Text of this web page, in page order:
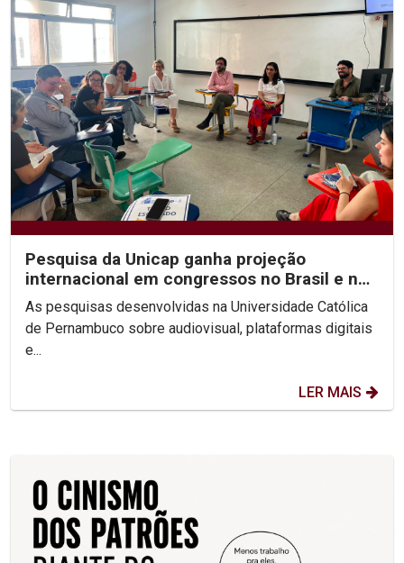
Pesquisa da Unicap ganha projeção
internacional em congressos no Brasil e no
México
As pesquisas desenvolvidas na Universidade Católica
de Pernambuco sobre audiovisual, plataformas digitais
e...
LER MAIS